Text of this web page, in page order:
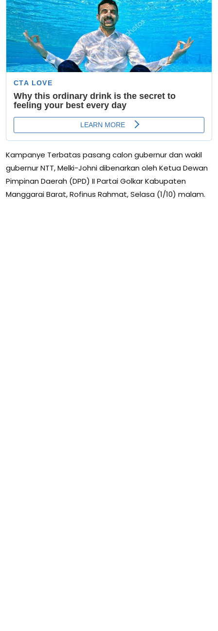
Kampanye Terbatas pasang calon gubernur dan wakil
gubernur NTT, Melki-Johni dibenarkan oleh Ketua Dewan
Pimpinan Daerah (DPD) II Partai Golkar Kabupaten
Manggarai Barat, Rofinus Rahmat, Selasa (1/10) malam.